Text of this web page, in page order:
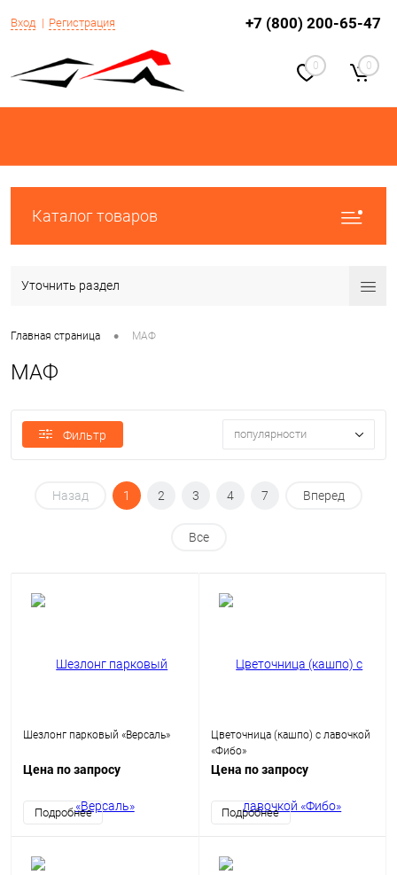
Вход Регистрация +7 (800) 200-65-47
0 0
Каталог товаров
Уточнить раздел
Главная страница • МАФ
МАФ
Фильтр популярности
Назад 1 2 3 4 7 Вперед
Все
Шезлонг парковый «Версаль»
Цена по запросу
Подробнее
Цветочница (кашпо) с лавочкой
«Фибо»
Цена по запросу
Подробнее